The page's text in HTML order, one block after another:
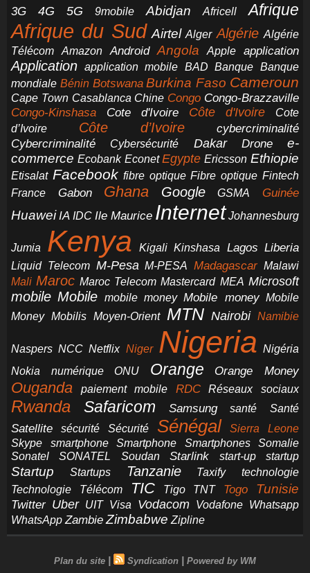
3G 4G 5G 9mobile Abidjan Africell Afrique
Afrique du Sud Airtel Alger Algérie Algérie
Télécom
Amazon Android Angola Apple application
Application application mobile BAD Banque Banque
mondiale Bénin Botswana Burkina Faso Cameroun
Cape Town Casablanca Chine Congo Congo-Brazzaville
Congo-Kinshasa Cote d'Ivoire Côte d'Ivoire
Cote
d’Ivoire
Côte d’Ivoire
cybercriminalité
Cybercriminalité
Cybersécurité Dakar Drone
e-
commerce Ecobank Econet Egypte Ericsson Ethiopie
Etisalat Facebook fibre optique Fibre optique Fintech
France
Gabon Ghana Google GSMA Guinée
Huawei IA IDC Ile Maurice Internet Johannesburg
Jumia Kenya Kigali Kinshasa Lagos Liberia
Liquid Telecom M-Pesa M-PESA Madagascar Malawi
Mali Maroc Maroc Telecom Mastercard MEA Microsoft
mobile Mobile mobile money Mobile money Mobile
Money Mobilis Moyen-Orient MTN Nairobi Namibie
Naspers NCC Netflix Niger Nigeria Nigéria
Nokia
numérique ONU Orange Orange Money
Ouganda paiement mobile RDC Réseaux sociaux
Rwanda Safaricom Samsung santé Santé
Satellite sécurité Sécurité Sénégal
Sierra Leone
Skype
smartphone Smartphone Smartphones
Somalie
Sonatel
SONATEL Soudan Starlink start-up startup
Startup Startups Tanzanie Taxify
technologie
Technologie
Télécom TIC Tigo TNT Togo Tunisie
Twitter Uber UIT Visa Vodacom Vodafone Whatsapp
WhatsApp Zambie Zimbabwe Zipline
Plan du site | Syndication | Powered by WM